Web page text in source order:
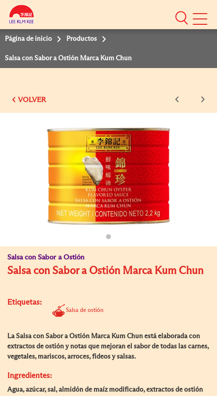
Mobile
Menu
Página de inicio
Productos
Salsa con Sabor a Ostión Marca Kum Chun
VOLVER
Salsa con Sabor a Ostión
Salsa con Sabor a Ostión Marca Kum Chun
Etiquetas:
Salsa de ostión
La Salsa con Sabor a Ostión Marca Kum Chun está elaborada con
extractos de ostión y notas que mejoran el sabor de todas las carnes,
vegetales, mariscos, arroces, fideos y salsas.
Ingredientes:
Agua, azúcar, sal, almidón de maíz modificado, extractos de ostión